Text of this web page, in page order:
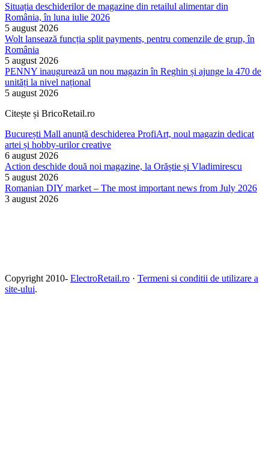
Situația deschiderilor de magazine din retailul alimentar din
România, în luna iulie 2026
5 august 2026
Wolt lansează funcția split payments, pentru comenzile de grup, în
România
5 august 2026
PENNY inaugurează un nou magazin în Reghin și ajunge la 470 de
unități la nivel național
5 august 2026
Citește și BricoRetail.ro
București Mall anunță deschiderea ProfiArt, noul magazin dedicat
artei și hobby-urilor creative
6 august 2026
Action deschide două noi magazine, la Orăștie și Vladimirescu
5 august 2026
Romanian DIY market – The most important news from July 2026
3 august 2026
Copyright 2010- ElectroRetail.ro · Termeni si conditii de utilizare a
site-ului.